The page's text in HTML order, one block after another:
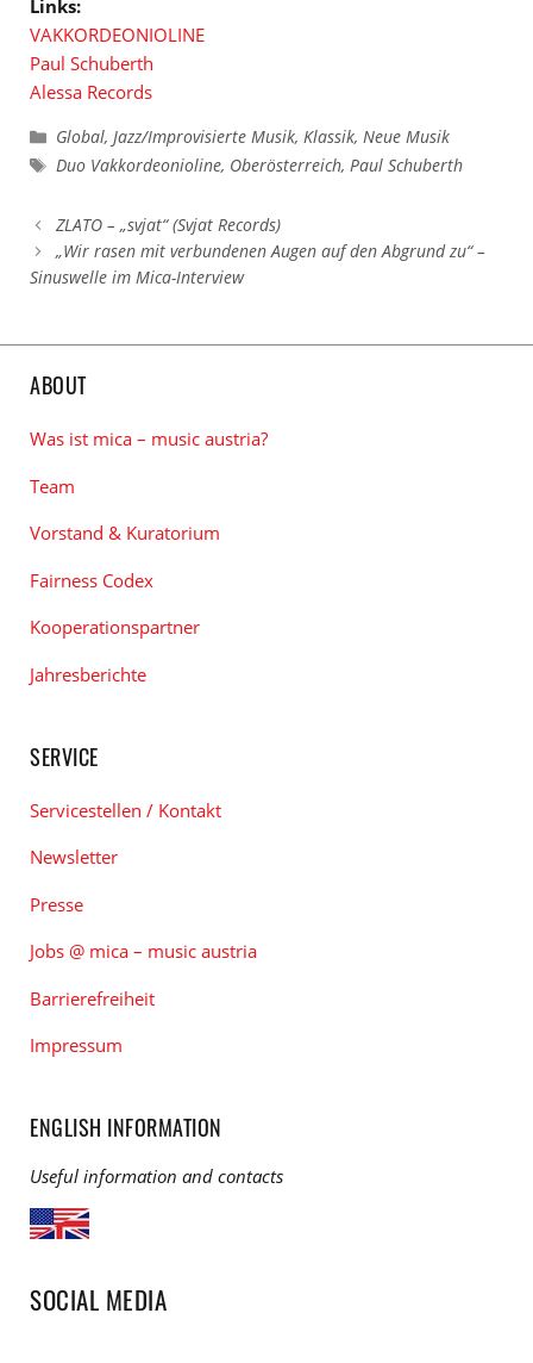
Links:
VAKKORDEONIOLINE
Paul Schuberth
Alessa Records
Kategorien
Global,Jazz/Improvisierte Musik,Klassik,Neue Musik
Schlagwörter
Duo Vakkordeonioline, Oberösterreich,Paul Schuberth
ZLATO – „svjat“ (Svjat Records)
„Wir rasen mit verbundenen Augen auf den Abgrund zu“ –
Sinuswelle im Mica-Interview
ABOUT
Was ist mica – music austria?
Team
Vorstand & Kuratorium
Fairness Codex
Kooperationspartner
Jahresberichte
SERVICE
Servicestellen / Kontakt
Newsletter
Presse
Jobs @ mica – music austria
Barrierefreiheit
Impressum
ENGLISH INFORMATION
Useful information and contacts
SOCIAL MEDIA